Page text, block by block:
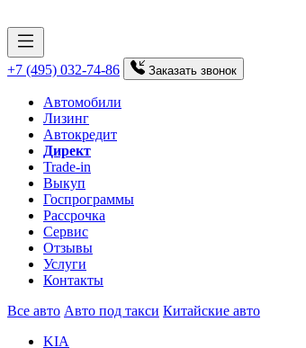
+7 (495) 032-74-86 Заказать звонок
Автомобили
Лизинг
Автокредит
Директ
Trade-in
Выкуп
Госпрограммы
Рассрочка
Сервис
Отзывы
Услуги
Контакты
Все авто Авто под такси Китайские авто
KIA